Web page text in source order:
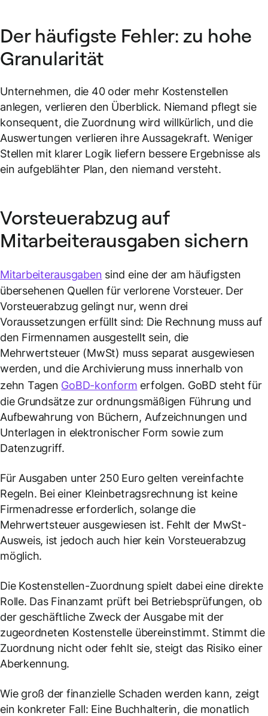
Der häufigste Fehler: zu hohe
Granularität
Unternehmen, die 40 oder mehr Kostenstellen
anlegen, verlieren den Überblick. Niemand pflegt sie
konsequent, die Zuordnung wird willkürlich, und die
Auswertungen verlieren ihre Aussagekraft. Weniger
Stellen mit klarer Logik liefern bessere Ergebnisse als
ein aufgeblähter Plan, den niemand versteht.
Vorsteuerabzug auf
Mitarbeiterausgaben sichern
Mitarbeiterausgaben sind eine der am häufigsten
übersehenen Quellen für verlorene Vorsteuer. Der
Vorsteuerabzug gelingt nur, wenn drei
Voraussetzungen erfüllt sind: Die Rechnung muss auf
den Firmennamen ausgestellt sein, die
Mehrwertsteuer (MwSt) muss separat ausgewiesen
werden, und die Archivierung muss innerhalb von
zehn Tagen GoBD-konform erfolgen. GoBD steht für
die Grundsätze zur ordnungsmäßigen Führung und
Aufbewahrung von Büchern, Aufzeichnungen und
Unterlagen in elektronischer Form sowie zum
Datenzugriff.
Für Ausgaben unter 250 Euro gelten vereinfachte
Regeln. Bei einer Kleinbetragsrechnung ist keine
Firmenadresse erforderlich, solange die
Mehrwertsteuer ausgewiesen ist. Fehlt der MwSt-
Ausweis, ist jedoch auch hier kein Vorsteuerabzug
möglich.
Die Kostenstellen-Zuordnung spielt dabei eine direkte
Rolle. Das Finanzamt prüft bei Betriebsprüfungen, ob
der geschäftliche Zweck der Ausgabe mit der
zugeordneten Kostenstelle übereinstimmt. Stimmt die
Zuordnung nicht oder fehlt sie, steigt das Risiko einer
Aberkennung.
Wie groß der finanzielle Schaden werden kann, zeigt
ein konkreter Fall: Eine Buchhalterin, die monatlich